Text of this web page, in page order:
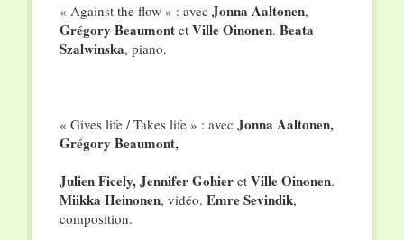
« Against the flow » : avec Jonna Aaltonen,
Grégory Beaumontet Ville Oinonen. Beata
Szalwinska, piano.
« Gives life / Takes life » : avec Jonna Aaltonen,
Grégory Beaumont,
Julien Ficely, Jennifer Gohieret Ville Oinonen.
Miikka Heinonen, vidéo. Emre Sevindik,
composition.